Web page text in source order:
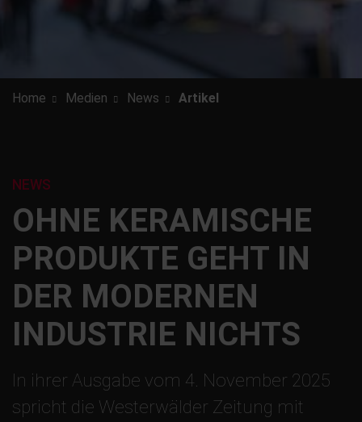
Home Medien News Artikel
OHNE KERAMISCHE
PRODUKTE GEHT IN
DER MODERNEN
INDUSTRIE NICHTS
NEWS
In ihrer Ausgabe vom 4. November 2025
spricht die Westerwälder Zeitung mit